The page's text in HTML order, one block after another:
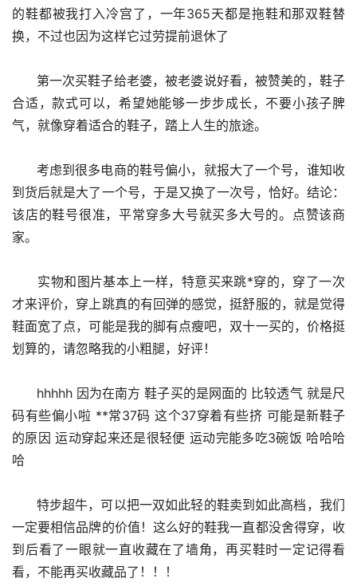
的鞋都被我打入冷宫了，一年365天都是拖鞋和那双鞋替
换，不过也因为这样它过劳提前退休了
合适，款式可以，希望她能够一步步成长，不要小孩子脾
气，就像穿着适合的鞋子，踏上人生的旅途。
到货后就是大了一个号，于是又换了一次号，恰好。结论：
该店的鞋号很准，平常穿多大号就买多大号的。点赞该商
家。
才来评价，穿上跳真的有回弹的感觉，挺舒服的，就是觉得
鞋面宽了点，可能是我的脚有点瘦吧，双十一买的，价格挺
划算的，请忽略我的小粗腿，好评！
码有些偏小啦 **常37码 这个37穿着有些挤 可能是新鞋子
的原因 运动穿起来还是很轻便 运动完能多吃3碗饭 哈哈哈
哈
一定要相信品牌的价值！这么好的鞋我一直都没舍得穿，收
到后看了一眼就一直收藏在了墙角，再买鞋时一定记得看
看，不能再买收藏品了！！！